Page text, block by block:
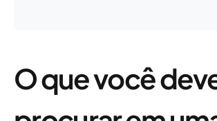
O que você